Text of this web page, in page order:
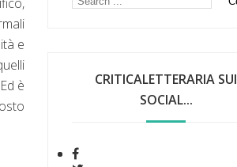
e
è
CRITICALETTERARIA SUI
SOCIAL...